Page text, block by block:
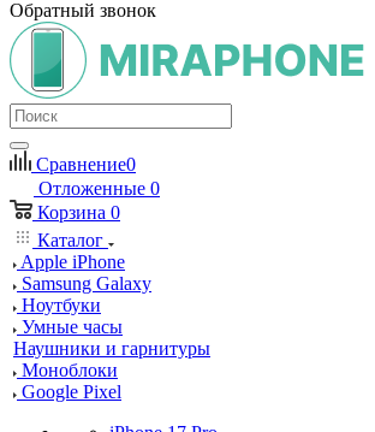
Обратный звонок
Сравнение0
Отложенные 0
Корзина 0
Каталог
Apple iPhone
Samsung Galaxy
Ноутбуки
Умные часы
Наушники и гарнитуры
Моноблоки
Google Pixel